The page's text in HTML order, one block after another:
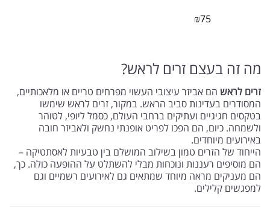
₪75
מה זה בעצם זרים לראש?
זרים לראש הם אביזר עיצובי העשוי מפרחים טריים או מלאכותיים,
המסודרים בעדינות סביב הראש. במקור, זרים לראש שימשו
בטקסים חגיגיים ועתיקים ברחבי העולם, כסמל ליופי, לטוהר
ולשמחה. כיום, הם הפכו לפריט אופנתי נחשק ולאביזר חובה
באירועים מיוחדים.
הייחוד של הזרים טמון בשילוב המושלם בין טבעיות לאסתטיקה –
הם מוסיפים רעננות ונוכחות מבלי להשתלט על ההופעה כולה. כך,
הם מעניקים מראה מיוחד שמתאים גם לאירועים רשמיים וגם
למפגשים קלילים.